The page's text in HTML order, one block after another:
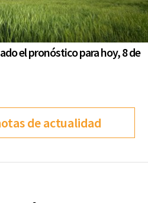
el pronóstico para hoy, 8 de
de actualidad